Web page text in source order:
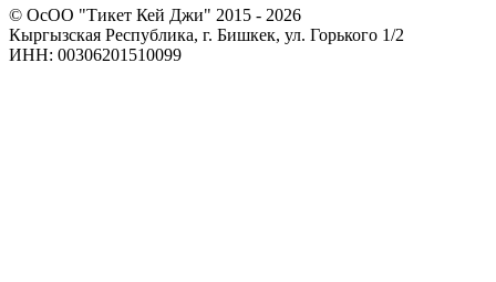
© ОсОО "Тикет Кей Джи" 2015 - 2026
Кыргызская Республика, г. Бишкек, ул. Горького 1/2
ИНН: 00306201510099